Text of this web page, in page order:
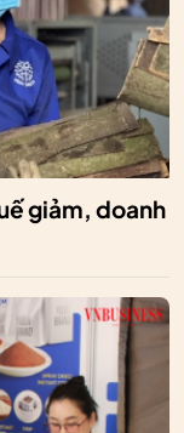
giảm, doanh